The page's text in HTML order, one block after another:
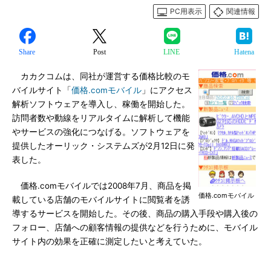
PC用表示
関連情報
Share Post LINE Hatena
価格.comモバイル
カカクコムは、同社が運営する価格比較のモ
バイルサイト「価格.comモバイル 」にアクセス
解析ソフトウェアを導入し、稼働を開始した。
訪問者数や動線をリアルタイムに解析して機能
やサービスの強化につなげる。ソフトウェアを
提供したオーリック・システムズが2月12日に発
表した。
価格.comモバイルでは2008年7月、商品を掲
載している店舗のモバイルサイトに閲覧者を誘
導するサービスを開始した。その後、商品の購入手段や購入後の
フォロー、店舗への顧客情報の提供などを行うために、モバイル
サイト内の効果を正確に測定したいと考えていた。